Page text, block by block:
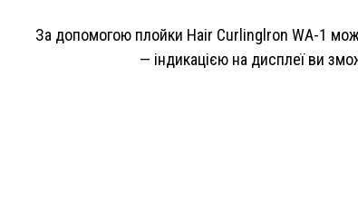
За допомогою плойки Hair Curlinglron WA-1
— індикацією на дисплеї ви